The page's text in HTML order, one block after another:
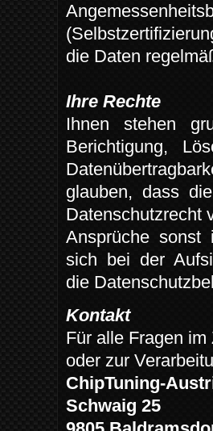
die Daten
Ihre Rechte
Ihnen
stehen
Berichtigung,
glauben, dass die
Datenschutzrecht
Ansprüche sonst
sich bei der
die
Kontakt
Für alle Fragen
oder zur
ChipTuning-
Schwaig 25